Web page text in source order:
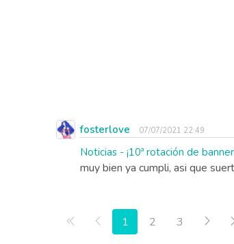
fosterlove 07/07/2021 22:49
Noticias - ¡10ª rotación de
muy bien ya cumpli, asi que
Primera página
Anterior
1 2 3